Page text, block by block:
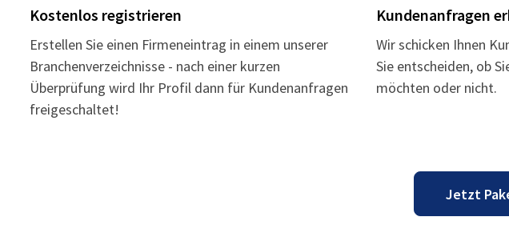
Kostenlos registrieren
Erstellen Sie einen Firmeneintrag in einem unserer
Branchenverzeichnisse - nach einer kurzen
Überprüfung wird Ihr Profil dann für Kundenanfragen
freigeschaltet!
Kundenanfragen
Wir schicken Ihnen
Sie entscheiden, ob
möchten oder nicht.